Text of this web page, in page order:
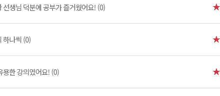
선생님 덕분에 공부가 즐거웠어요! (0)
하나씩 (0)
용한 강의였어요! (0)